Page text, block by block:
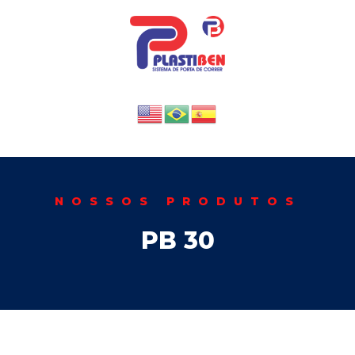
NOSSOS PRODUTOS
PB 30